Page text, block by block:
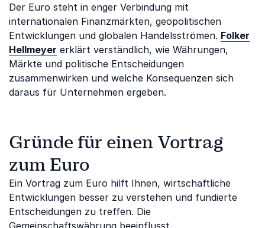
Der Euro steht in enger Verbindung mit
internationalen Finanzmärkten, geopolitischen
Entwicklungen und globalen Handelsströmen. Folker
Hellmeyer erklärt verständlich, wie Währungen,
Märkte und politische Entscheidungen
zusammenwirken und welche Konsequenzen sich
daraus für Unternehmen ergeben.
Gründe für einen Vortrag
zum Euro
Ein Vortrag zum Euro hilft Ihnen, wirtschaftliche
Entwicklungen besser zu verstehen und fundierte
Entscheidungen zu treffen. Die
Gemeinschaftswährung beeinflusst